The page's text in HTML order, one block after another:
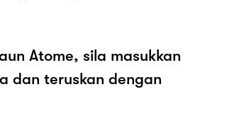
Atome, sila masukkan
dan teruskan dengan